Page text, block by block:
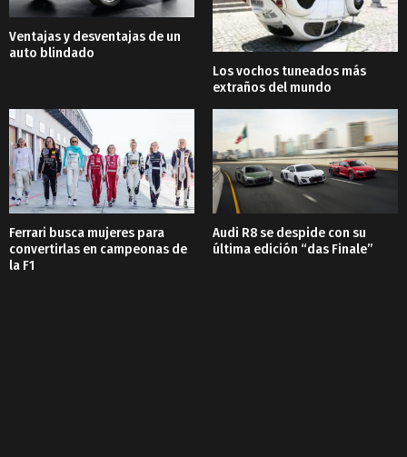
Ventajas y desventajas de un
auto blindado
Los vochos tuneados más
extraños del mundo
Ferrari busca mujeres para
convertirlas en campeonas de
la F1
Audi R8 se despide con su
última edición “das Finale”